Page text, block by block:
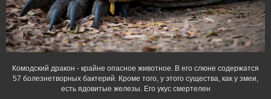
Комодский дракон - крайне опасное животное. В его слюне содержатся
57 болезнетворных бактерий. Кроме того, у этого существа, как у змеи,
есть ядовитые железы. Его укус смертелен